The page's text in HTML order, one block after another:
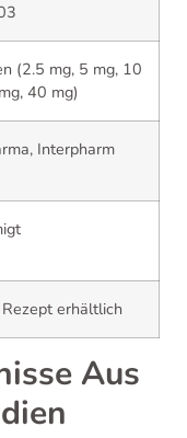
(2.5 mg, 5 mg, 10
40 mg)
Interpharm
erhältlich
Aus